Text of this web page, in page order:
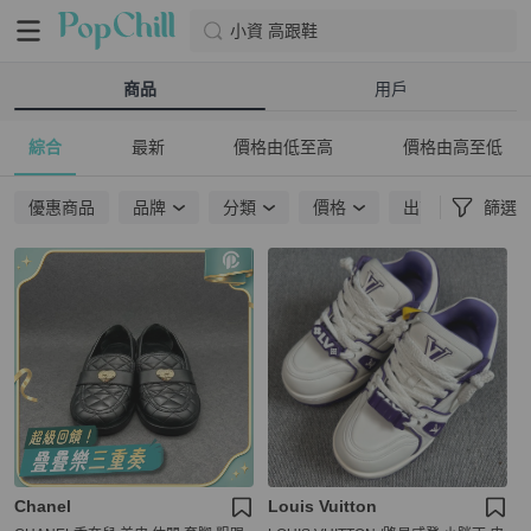
小資 高跟鞋
商品 用戶
綜合 最新 價格由低至高 價格由高至低
優惠商品 品牌 分類 價格 出貨地點 篩選
Chanel Louis Vuitton